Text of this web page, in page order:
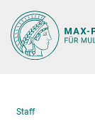
Hauptinhalt
Staff